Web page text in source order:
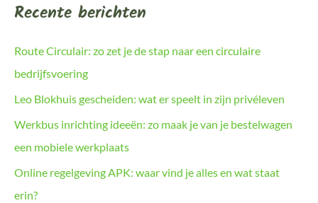
Recente berichten
Route Circulair: zo zet je de stap naar een circulaire
bedrijfsvoering
Leo Blokhuis gescheiden: wat er speelt in zijn privéleven
Werkbus inrichting ideeën: zo maak je van je bestelwagen
een mobiele werkplaats
Online regelgeving APK: waar vind je alles en wat staat
erin?